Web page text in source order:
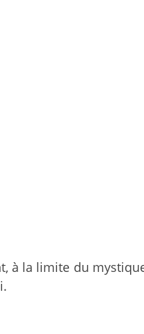
la limite du